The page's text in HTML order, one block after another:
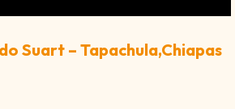
Suart – Tapachula,Chiapas